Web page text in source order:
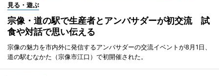
見る・遊ぶ
宗像・道の駅で生産者とアンバサダーが初交流 試
食や対話で思い伝える
宗像の魅力を市内外に発信するアンバサダーの交流イベントが8月1日、
道の駅むなかた（宗像市江口）で初開催された。